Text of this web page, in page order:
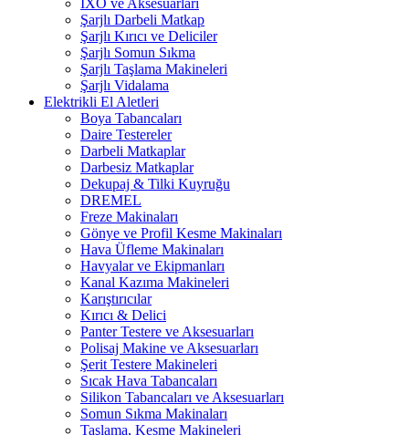
IXO ve Aksesuarları
Şarjlı Darbeli Matkap
Şarjlı Kırıcı ve Deliciler
Şarjlı Somun Sıkma
Şarjlı Taşlama Makineleri
Şarjlı Vidalama
Elektrikli El Aletleri
Boya Tabancaları
Daire Testereler
Darbeli Matkaplar
Darbesiz Matkaplar
Dekupaj & Tilki Kuyruğu
DREMEL
Freze Makinaları
Gönye ve Profil Kesme Makinaları
Hava Üfleme Makinaları
Havyalar ve Ekipmanları
Kanal Kazıma Makineleri
Karıştırıcılar
Kırıcı & Delici
Panter Testere ve Aksesuarları
Polisaj Makine ve Aksesuarları
Şerit Testere Makineleri
Sıcak Hava Tabancaları
Silikon Tabancaları ve Aksesuarları
Somun Sıkma Makinaları
Taşlama, Kesme Makineleri